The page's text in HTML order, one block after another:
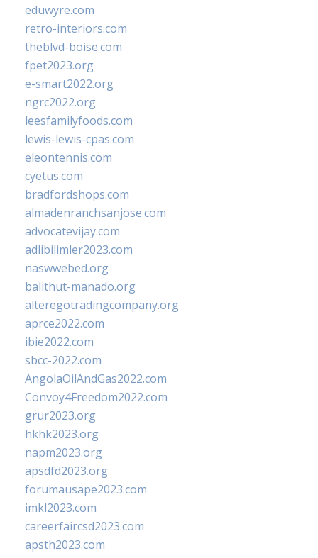
eduwyre.com
retro-interiors.com
theblvd-boise.com
fpet2023.org
e-smart2022.org
ngrc2022.org
leesfamilyfoods.com
lewis-lewis-cpas.com
eleontennis.com
cyetus.com
bradfordshops.com
almadenranchsanjose.com
advocatevijay.com
adlibilimler2023.com
naswwebed.org
balithut-manado.org
alteregotradingcompany.org
aprce2022.com
ibie2022.com
sbcc-2022.com
AngolaOilAndGas2022.com
Convoy4Freedom2022.com
grur2023.org
hkhk2023.org
napm2023.org
apsdfd2023.org
forumausape2023.com
imkl2023.com
careerfaircsd2023.com
apsth2023.com